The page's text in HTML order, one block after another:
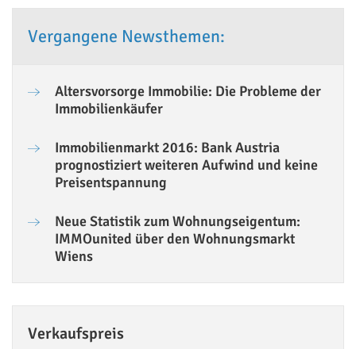
Vergangene Newsthemen:
Altersvorsorge Immobilie: Die Probleme der
Immobilienkäufer
Immobilienmarkt 2016: Bank Austria
prognostiziert weiteren Aufwind und keine
Preisentspannung
Neue Statistik zum Wohnungseigentum:
IMMOunited über den Wohnungsmarkt
Wiens
Verkaufspreis